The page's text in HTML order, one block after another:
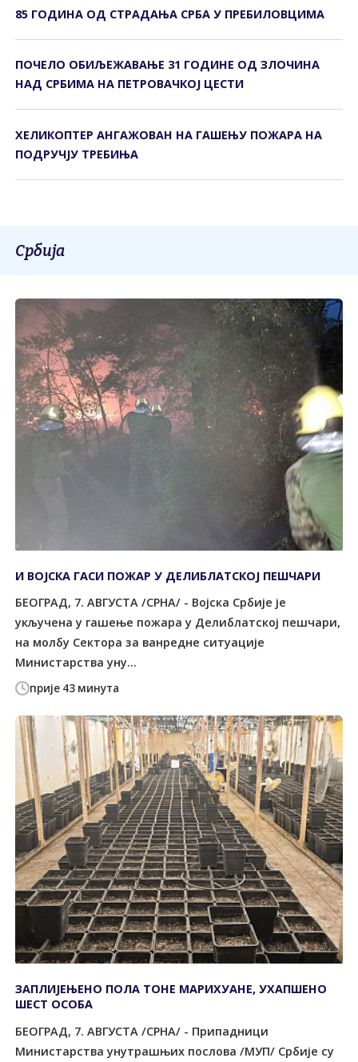
85 ГОДИНА ОД СTРАДАЊА СРБА У ПРЕБИЛОВЦИМА
ПОЧЕЛО ОБИЉЕЖАВАЊЕ 31 ГОДИНЕ ОД ЗЛОЧИНА
НАД СРБИМА НА ПЕТРОВАЧКОЈ ЦЕСТИ
ХЕЛИКОПТЕР АНГАЖОВАН НА ГАШЕЊУ ПОЖАРА НА
ПОДРУЧЈУ ТРЕБИЊА
Србија
прије 43 минута
И ВОЈСКА ГАСИ ПОЖАР У ДЕЛИБЛАТСКОЈ ПЕШЧАРИ
БЕОГРАД, 7. АВГУСТА /СРНА/ - Војска Србије је
укључена у гашење пожара у Делиблатској пешчари,
на молбу Сектора за ванредне ситуације
Министарства уну...
ЗАПЛИЈЕЊЕНО ПОЛА ТОНЕ МАРИХУАНЕ, УХАПШЕНО
ШЕСТ ОСОБА
БЕОГРАД, 7. АВГУСТА /СРНА/ - Припадници
Министарства унутрашњих послова /МУП/ Србије су